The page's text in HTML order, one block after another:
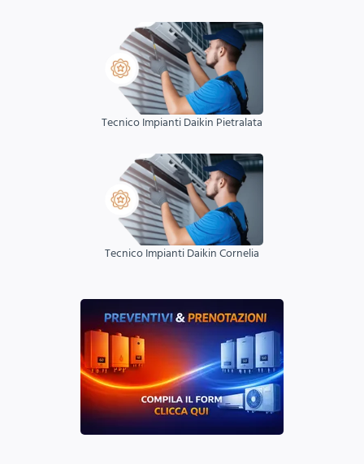
Tecnico Impianti Daikin Pietralata
Tecnico Impianti Daikin Cornelia